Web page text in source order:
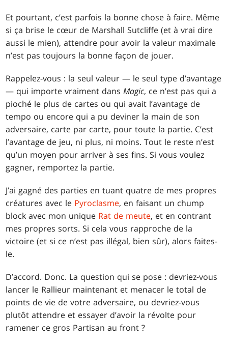
Et pourtant, c’est parfois la bonne chose à faire. Même
si ça brise le cœur de Marshall Sutcliffe (et à vrai dire
aussi le mien), attendre pour avoir la valeur maximale
n’est pas toujours la bonne façon de jouer.
Rappelez-vous : la seul valeur — le seul type d’avantage
— qui importe vraiment dansMagic, ce n’est pas qui a
pioché le plus de cartes ou qui avait l’avantage de
tempo ou encore qui a pu deviner la main de son
adversaire, carte par carte, pour toute la partie. C’est
l’avantage de jeu, ni plus, ni moins. Tout le reste n’est
qu’un moyen pour arriver à ses fins. Si vous voulez
gagner, remportez la partie.
J’ai gagné des parties en tuant quatre de mes propres
créatures avec le Pyroclasme, en faisant un chump
block avec mon unique Rat de meute, et en contrant
mes propres sorts. Si cela vous rapproche de la
victoire (et si ce n’est pas illégal, bien sûr), alors faites-
le.
D’accord. Donc. La question qui se pose : devriez-vous
lancer le Rallieur maintenant et menacer le total de
points de vie de votre adversaire, ou devriez-vous
plutôt attendre et essayer d’avoir la révolte pour
ramener ce gros Partisan au front ?